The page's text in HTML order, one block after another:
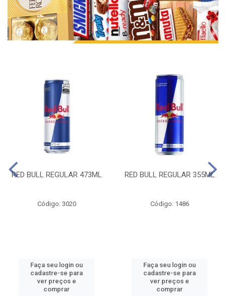
RED BULL REGULAR 473ML
Código: 3020
Faça seu login ou
cadastre-se para
ver preços e
comprar
RED BULL REGULAR 355ML
Código: 1486
Faça seu login ou
cadastre-se para
ver preços e
comprar